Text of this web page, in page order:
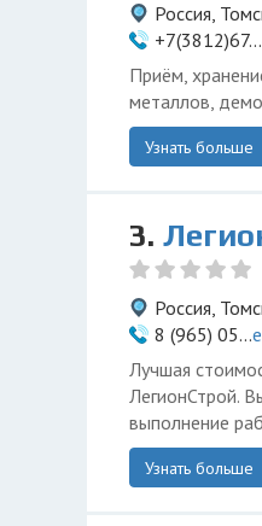
Россия,
+7(3812)67...
Приём,
металлов,
Узнать больше
3.
Россия,
8 (965) 05...
Лучшая
ЛегионСтрой.
выполнение
Узнать больше